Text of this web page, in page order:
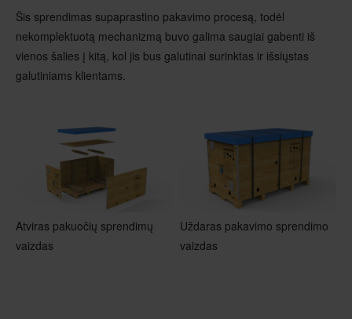
Šis sprendimas supaprastino pakavimo procesą, todėl
nekomplektuotą mechanizmą buvo galima saugiai gabenti iš
vienos šalies į kitą, kol jis bus galutinai surinktas ir išsiųstas
galutiniams klientams.
Atviras pakuočių sprendimų
vaizdas
Uždaras pakavimo sprendimo
vaizdas